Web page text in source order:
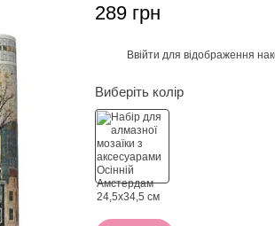
289 грн
Ввійти для відображення
Виберіть колір